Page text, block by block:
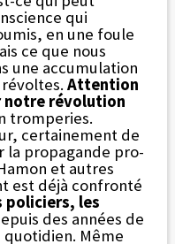
qui
en une foule
ce que nous
une accumulation
Attention
notre révolution
tromperies.
certainement de
la propagande pro-
et autres
est déjà confronté
policiers, les
des années de
Même